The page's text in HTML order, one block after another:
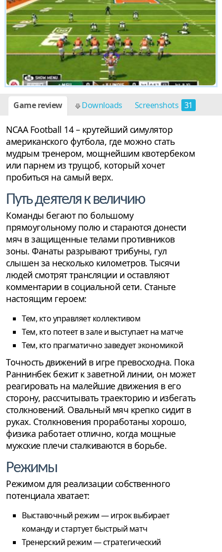
Game review Downloads Screenshots 31
NCAA Football 14 – крутейший симулятор
американского футбола, где можно стать
мудрым тренером, мощнейшим квотербеком
или парнем из трущоб, который хочет
пробиться на самый верх.
Путь деятеля к величию
Команды бегают по большому
прямоугольному полю и стараются донести
мяч в защищенные телами противников
зоны. Фанаты разрывают трибуны, гул
слышен за несколько километров. Тысячи
людей смотрят трансляции и оставляют
комментарии в социальной сети. Станьте
настоящим героем:
Тем, кто управляет коллективом
Тем, кто потеет в зале и выступает на матче
Тем, кто прагматично заведует экономикой
Точность движений в игре превосходна. Пока
Раннинбек бежит к заветной линии, он может
реагировать на малейшие движения в его
сторону, рассчитывать траекторию и избегать
столкновений. Овальный мяч крепко сидит в
руках. Столкновения проработаны хорошо,
физика работает отлично, когда мощные
мужские плечи сталкиваются в борьбе.
Режимы
Режимом для реализации собственного
потенциала хватает:
Выставочный режим — игрок выбирает
команду и стартует быстрый матч
Тренерский режим — стратегический